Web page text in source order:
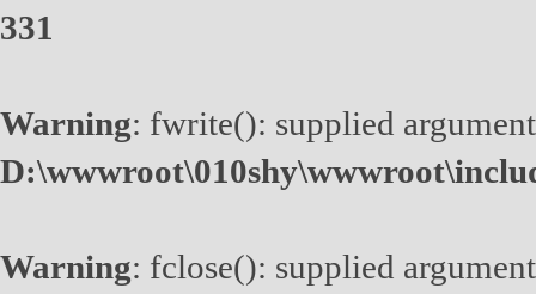
331
Warning: fwrite(): supplied
Warning: fclose(): supplied